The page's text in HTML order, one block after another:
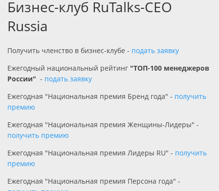
Бизнес-клуб RuTalks-CEO
Russia
Получить членство в бизнес-клубе - подать заявку
Ежегодный национальный рейтинг "ТОП-100 менеджеров
России" - подать заявку
Ежегодная "Национальная премия Бренд года" - получить
премию
Ежегодная "Национальная премия Женщины-Лидеры" -
получить премию
Ежегодная "Национальная премия Лидеры RU" - получить
премию
Ежегодная "Национальная премия Персона года" -